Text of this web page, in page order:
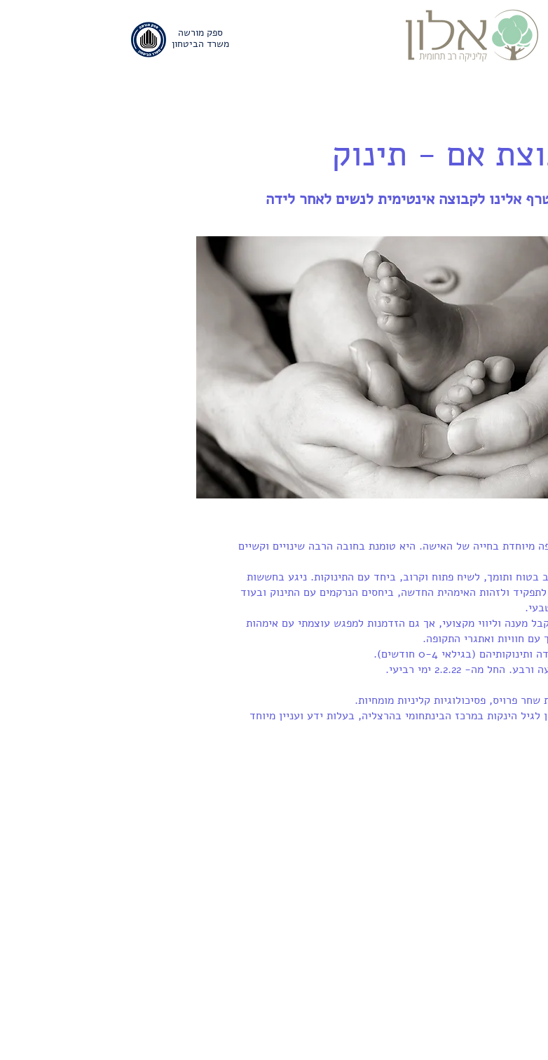
ספק מורשה
משרד הביטחון
אם - תינוק
אלינו לקבוצה אינטימית לנשים לאחר לידה
מיוחדת בחייה של האישה. היא טומנת בחובה הרבה שינויים וקשיים
ותומך, לשיח פתוח וקרוב, ביחד עם התינוקות. ניגע בחששות
ולזהות האימהית החדשה, ביחסים הנרקמים עם התינוק ובעוד
מענה וליווי מקצועי, אך גם הזדמנות למפגש עוצמתי עם אימהות
חוויות ואתגרי התקופה.
(בגילאי 0-4 חודשים).
פרויס, פסיכולוגיות קליניות מומחיות.
הינקות במרכז הבינתחומי בהרצליה, בעלות ידע ועניין מיוחד